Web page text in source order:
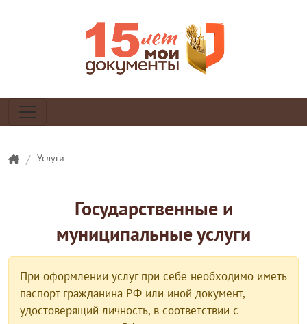
/ Услуги
Государственные и
муниципальные услуги
При оформлении услуг при себе необходимо иметь
паспорт гражданина РФ или иной документ,
удостоверящий личность, в соответствии с